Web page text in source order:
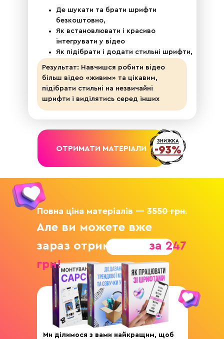
ОТРИМАТИ МАТЕРІАЛИ
ЗНИЖКА
-93%
Де шукати та брати шрифти
безкоштовно,
Як встановлювати і красиво
інтегрувати у відео
Як підібрати і додати стильні шрифти,
які підсилюють історію відео
Результат: Навчишся робити відео
більш відео «живим» та цікавим,
підібрати стильні на незвичайні
шрифти і виділятись серед інших
Але ви можете вже
зараз отримати їх за 247
грн!
Ми ділимося з вами найкращим, щоб
Повна ціна матеріалів — 3550 грн.